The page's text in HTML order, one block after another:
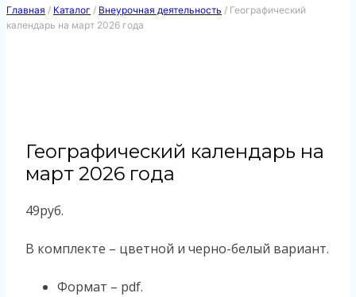
Главная / Каталог / Внеурочная деятельность / Географический
календарь на март 2026 года
Географический календарь на
март 2026 года
49руб.
В комплекте – цветной и черно-белый вариант.
Формат – pdf.